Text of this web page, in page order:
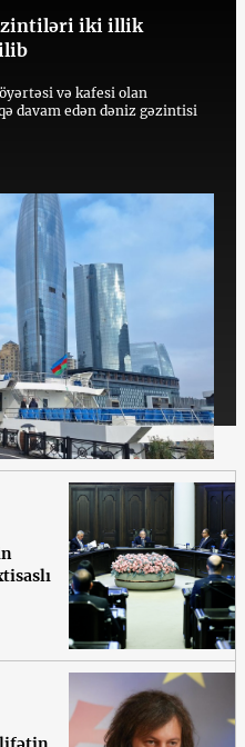
iki illik
və kafesi olan
davam edən dəniz gəzintisi